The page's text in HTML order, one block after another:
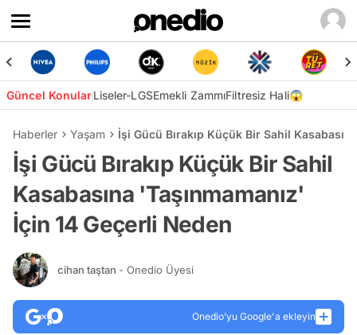
Güncel KonularLiseler-LGSEmekli ZammıFiltresiz Hali😱
Haberler Yaşam İşi Gücü Bırakıp Küçük Bir Sahil
İşi Gücü Bırakıp Küçük Bir Sahil
Kasabasına 'Taşınmamanız'
İçin 14 Geçerli Neden
cihan taştan - Onedio Üyesi
Onedio’yu Google'a ekleyin